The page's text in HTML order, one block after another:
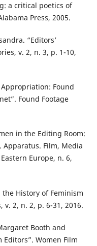
a critical poetics of
Press, 2005.
“Editors’
v. 2, n. 3, p. 1-10,
Appropriation: Found
Found Footage
in the Editing Room:
Apparatus. Film, Media
Europe, n. 6,
the History of Feminism
2, n. 2, p. 6-31, 2016.
Booth and
Editors”. Women Film